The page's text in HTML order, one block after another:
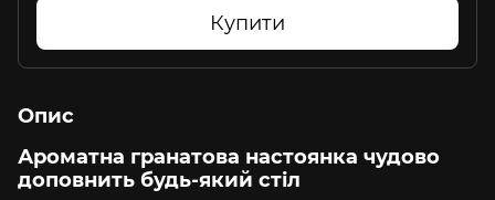
Купити
Опис
Ароматна гранатова настоянка чудово
доповнить будь-який стіл